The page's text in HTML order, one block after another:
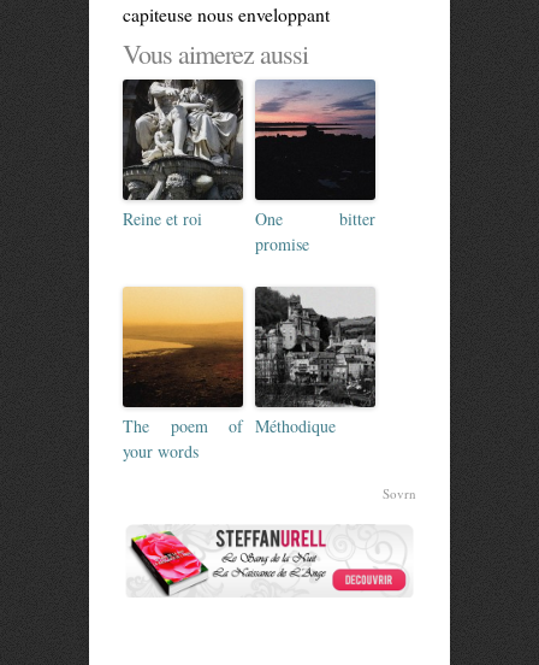
capiteuse nous enveloppant
Vous aimerez aussi
Reine et roi
One bitter
promise
The poem of
your words
Méthodique
Sovrn